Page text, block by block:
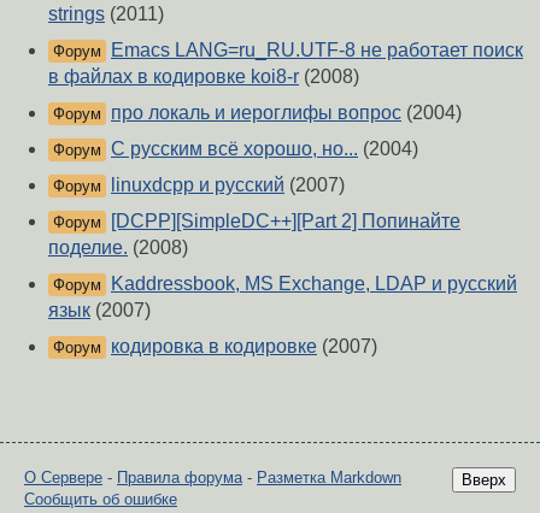
strings (2011)
Форум
Emacs LANG=ru_RU.UTF-8 не работает поиск
в файлах в кодировке koi8-r (2008)
Форум про локаль и иероглифы вопрос (2004)
Форум С русским всё хорошо, но... (2004)
Форум linuxdcpp и русский (2007)
Форум
[DCPP][SimpleDC++][Part 2] Попинайте
поделие. (2008)
Форум
Kaddressbook, MS Exchange, LDAP и русский
язык (2007)
Форум кодировка в кодировке (2007)
Вверх
О Сервере - Правила форума- Разметка Markdown
Сообщить об ошибке